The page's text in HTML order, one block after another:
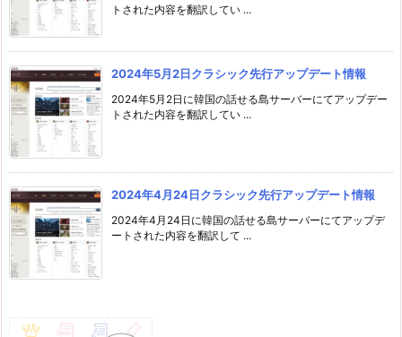
トされた内容を翻訳してい ...
2024年5月2日クラシック先行アップデート情報
2024年5月2日に韓国の話せる島サーバーにてアップデー
トされた内容を翻訳してい ...
2024年4月24日クラシック先行アップデート情報
2024年4月24日に韓国の話せる島サーバーにてアップデ
ートされた内容を翻訳して ...